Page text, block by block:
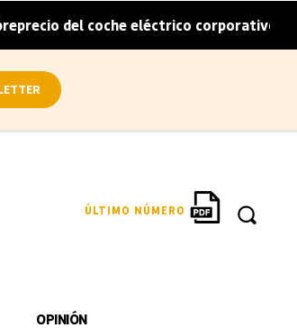
del coche eléctrico corporativo |
ÚLTIMO NÚMERO
OPINIÓN